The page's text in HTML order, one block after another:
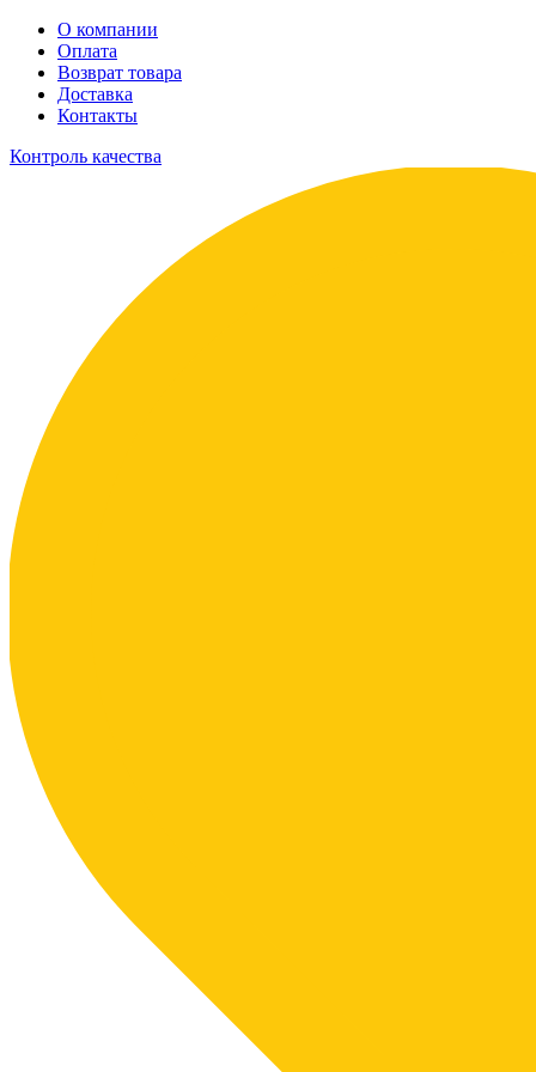
О компании
Оплата
Возврат товара
Доставка
Контакты
Контроль качества